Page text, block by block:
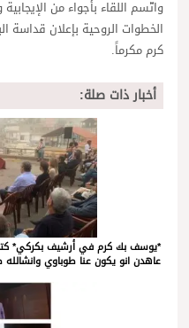
واتّسم اللقاء بأجواء من
الخطوات الروحية بإعلان
كرم مكرماً.
أخبار ذات صلة:
*يوسف بك كرم في أرشيف بكركي*
عاهدن انو يكون عنا طوباوي